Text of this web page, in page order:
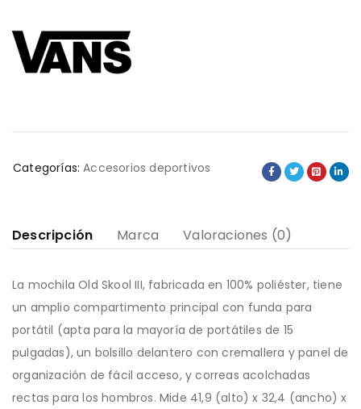
Categorías: Accesorios deportivos
Descripción Marca Valoraciones (0)
La mochila Old Skool III, fabricada en 100% poliéster, tiene
un amplio compartimento principal con funda para
portátil (apta para la mayoría de portátiles de 15
pulgadas), un bolsillo delantero con cremallera y panel de
organización de fácil acceso, y correas acolchadas
rectas para los hombros. Mide 41,9 (alto) x 32,4 (ancho) x